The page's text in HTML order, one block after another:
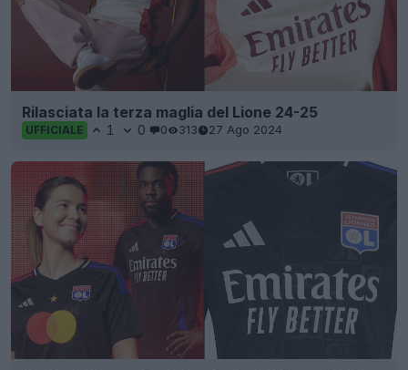
Rilasciata la terza maglia del Lione 24-25
UFFICIALE 1 0 0 313 27 Ago 2024